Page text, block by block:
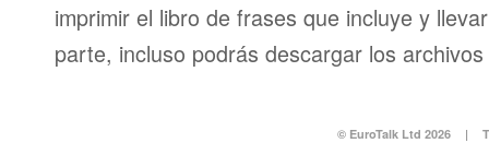
imprimir el libro de frases que incluye y
parte, incluso podrás descargar los
© EuroTalk Ltd 2026 |